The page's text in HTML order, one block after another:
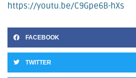
https://youtu.be/C9Gpe6B-hXs
FACEBOOK
TWITTER